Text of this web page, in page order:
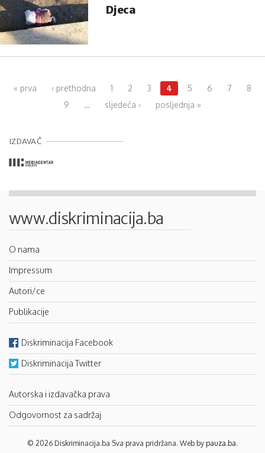
Djeca
« prva ‹ prethodna 1 2 3 4 5 6 7
8
9
… sljedeća › posljednja »
IZDAVAČ
www.diskriminacija.ba
O nama
Impressum
Autori/ce
Publikacije
Diskriminacija Facebook
Diskriminacija Twitter
Autorska i izdavačka prava
Odgovornost za sadržaj
© 2026 Diskriminacija.ba Sva prava pridržana. Web by pauza.ba.